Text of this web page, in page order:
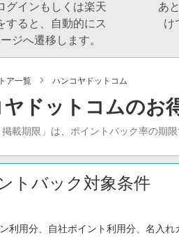
グインもしくは楽天
すると、自動的にス
ジへ遷移します。
あ
け
ア一覧 ハンコヤドットコム
ドットコムのお
載期限」は、ポイントバック率の期限
トバック対象条件
利用分、自社ポイント利用分、名入